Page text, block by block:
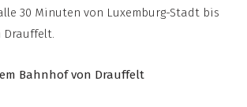
30 Minuten von Luxemburg-Stadt bis
Drauffelt.
Bahnhof von Drauffelt